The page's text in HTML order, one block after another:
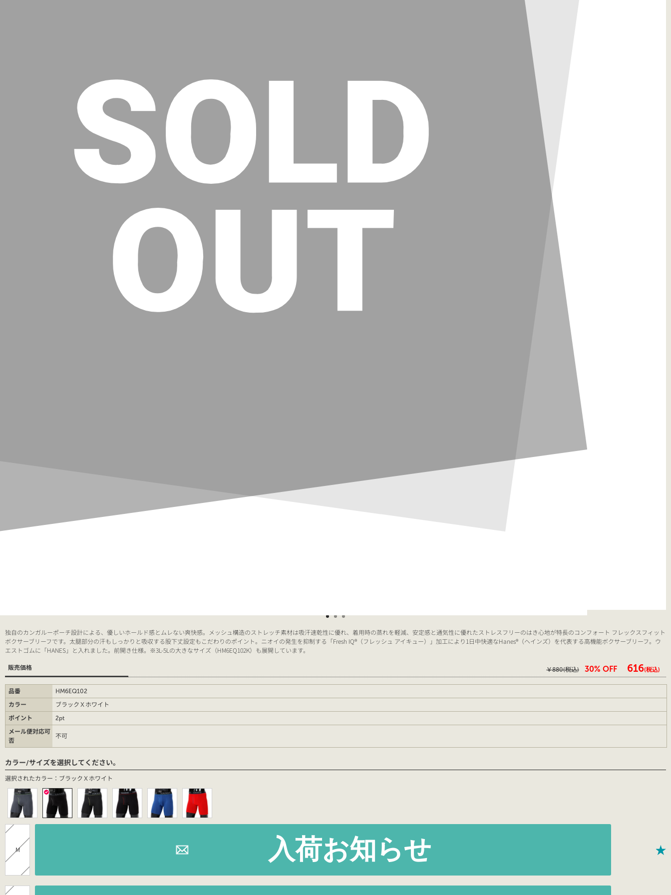
独自のカンガルーポーチ設計による、優しいホールド感とムレない爽快感。メッシュ構造のストレッチ素材は吸汗速乾性に優れ、着用時の蒸れを軽減、安定感と通気性に優れたストレスフリーのはき心地が特長のコンフォート フレックスフィット
ボクサーブリーフです。太腿部分の汗もしっかりと吸収する股下丈設定もこだわりのポイント。ニオイの発生を抑制する「Fresh IQ®（フレッシュ アイキュー）」加工により1日中快適なHanes®（ヘインズ）を代表する高機能ボクサーブリーフ。ウ
エストゴムに「HANES」と入れました。前開き仕様。※3L-5Lの大きなサイズ（HM6EQ102K）も展開しています。
販売価格 ￥880(税込) 30% OFF ￥616(税込)
品番
HM6EQ102
カラー
ブラックＸホワイト
ポイント
2pt
メール便対応可
否
不可
カラー/サイズを選択してください。
選択されたカラー：ブラックＸホワイト
M